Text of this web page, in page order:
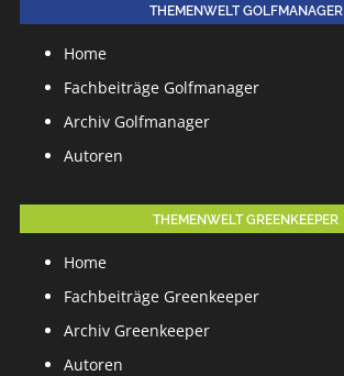
THEMENWELT GOLFMANAGER
Home
Fachbeiträge Golfmanager
Archiv Golfmanager
Autoren
THEMENWELT GREENKEEPER
Home
Fachbeiträge Greenkeeper
Archiv Greenkeeper
Autoren